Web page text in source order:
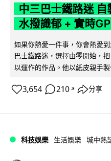
中三巴士鐵路迷
水撥識郁 + 實時
如果你熱愛一件事，你會熱愛
巴士鐵路迷，選擇由零開始，
以運作的作品。他以紙皮親手
3,654 210 ↗ 分享
科技娛樂 生活娛樂 城中熱